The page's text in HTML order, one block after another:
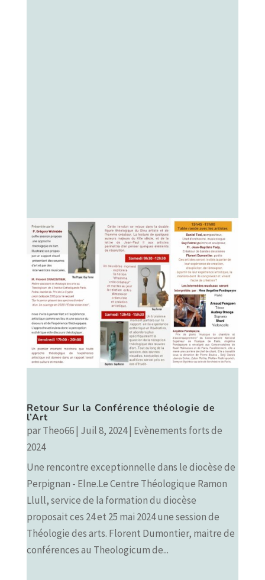
Retour Sur la Conférence théologie de
l’Art
parTheo66| Juil 8, 2024| Evènements forts de
2024
Une rencontre exceptionnelle dans le diocèse de
Perpignan - Elne.Le Centre Théologique Ramon
Llull, service de la formation du diocèse
proposait ces 24 et 25 mai 2024 une session de
Théologie des arts. Florent Dumontier, maitre de
conférences au Theologicum de...